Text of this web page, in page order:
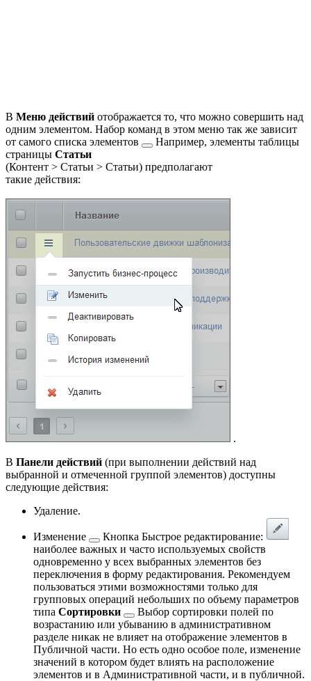
В Меню действий отображается то, что можно совершить над
одним элементом. Набор команд в этом меню так же зависит
от самого списка элементов
Например, элементы таблицы
страницы Статьи
(Контент > Статьи > Статьи) предполагают
такие действия:
.
В Панели действий (при выполнении действий над
выбранной и отмеченной группой элементов) доступны
следующие действия:
Удаление.
Изменение
Кнопка Быстрое редактирование:
наиболее важных и часто используемых свойств
одновременно у всех выбранных элементов без
переключения в форму редактирования. Рекомендуем
пользоваться этими возможностями только для
групповых операций небольших по объему параметров
типа Сортировки
Выбор сортировки полей по
возрастанию или убыванию в административном
разделе никак не влияет на отображение элементов в
Публичной части. Но есть одно особое поле, изменение
значений в котором будет влиять на расположение
элементов и в Административной части, и в публичной.